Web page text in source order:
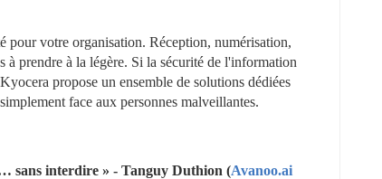
pour votre organisation. Réception, numérisation,
prendre à la légère. Si la sécurité de l'information
propose un ensemble de solutions dédiées
face aux personnes malveillantes.
sans interdire » - Tanguy Duthion (Avanoo.ai